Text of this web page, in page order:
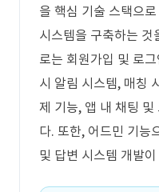
을 핵심 기술 스택으
시스템을 구축하는 것
로는 회원가입 및 로
시 알림 시스템, 매칭
제 기능, 앱 내 채팅 및
다. 또한, 어드민 기능
및 답변 시스템 개발